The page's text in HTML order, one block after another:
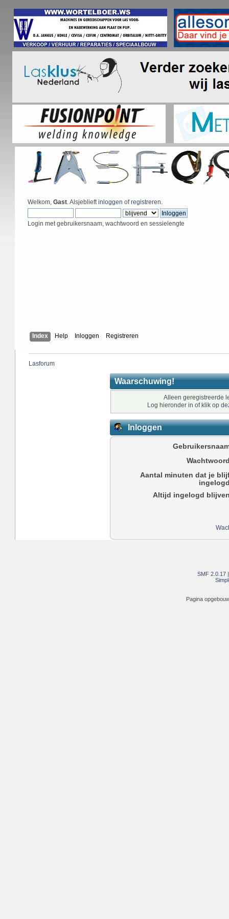
Welkom, Gast. Alsjeblieftinloggen ofregistreren.
Login met gebruikersnaam, wachtwoord en sessielengte
Index Help Inloggen Registreren
Lasforum
Waarschuwing!
Alleen geregistreerde
Log hieronder in of klik op
Inloggen
Aantal minuten dat je
Altijd ingelogd
SMF 2.0.17
Pagina